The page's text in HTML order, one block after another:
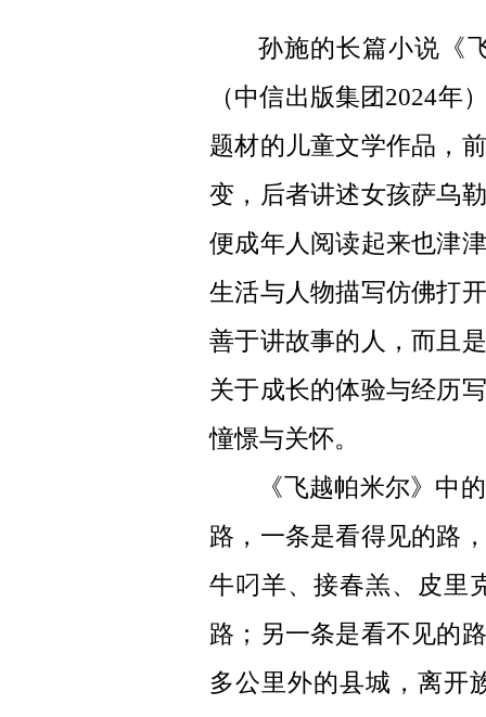
孙施的长篇小说《
（中信出版集团2024年
题材的儿童文学作品，
变，后者讲述女孩萨乌
便成年人阅读起来也津
生活与人物描写仿佛打
善于讲故事的人，而且
关于成长的体验与经历
憧憬与关怀。
《飞越帕米尔》中
路，一条是看得见的路
牛叼羊、接春羔、皮里
路；另一条是看不见的
多公里外的县城，离开